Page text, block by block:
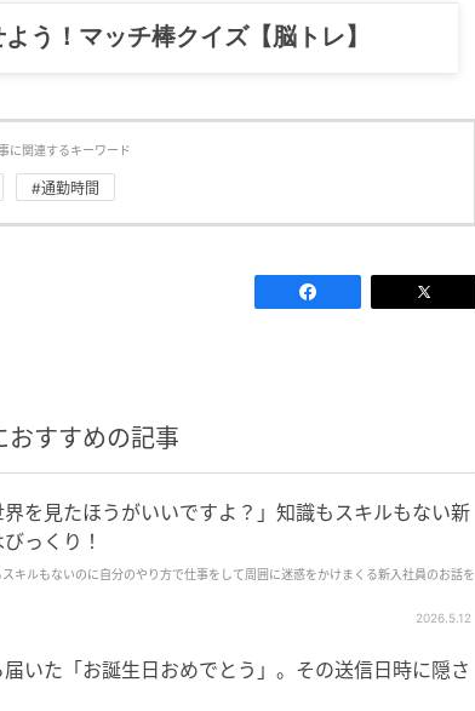
う！マッチ棒クイズ【脳トレ】
に関連するキーワード
#通勤時間
おすすめの記事
界を見たほうがいいですよ？」知識もスキルもない新
っくり！
キルもないのに自分のやり方で仕事をして周囲に迷惑をかけまくる新入社員のお話を
2026.5.12
いた「お誕生日おめでとう」。その送信日時に隠さ